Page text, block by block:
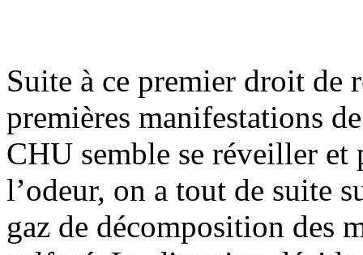
Suite à ce premier droit de
premières manifestations
CHU semble se réveiller et
l’odeur, on a tout de suite
gaz de décomposition des